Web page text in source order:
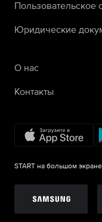
Пользовательское
Юридические
О нас
Контакты
START на большом экране